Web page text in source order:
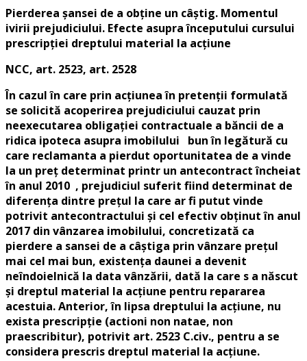
Pierderea şansei de a obţine un câştig. Momentul
ivirii prejudiciului. Efecte asupra începutului cursului
prescripţiei dreptului material la acţiune
NCC, art. 2523, art. 2528
În cazul în care prin acţiunea în pretenţii formulată
se solicită acoperirea prejudiciului cauzat prin
neexecutarea obligaţiei contractuale a băncii de a
ridica ipoteca asupra imobilului bun în legătură cu
care reclamanta a pierdut oportunitatea de a vinde
la un preţ determinat printr un antecontract încheiat
în anul 2010 , prejudiciul suferit fiind determinat de
diferenţa dintre preţul la care ar fi putut vinde
potrivit antecontractului şi cel efectiv obţinut în anul
2017 din vânzarea imobilului, concretizată ca
pierdere a sansei de a câştiga prin vânzare preţul
mai cel mai bun, existenţa daunei a devenit
neîndoielnică la data vânzării, dată la care s a născut
şi dreptul material la acţiune pentru repararea
acestuia. Anterior, în lipsa dreptului la acţiune, nu
exista prescripţie (actioni non natae, non
praescribitur), potrivit art. 2523 C.civ., pentru a se
considera prescris dreptul material la acţiune.